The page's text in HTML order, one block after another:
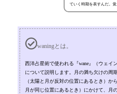
ていく時期を表すんだ。覚
waningとは。
西洋占星術で使われる『wane』（ウェイ
について説明します。月の満ち欠けの周
（太陽と月が反対の位置にあるとき）か
月が同じ位置にあるとき）にかけて、月